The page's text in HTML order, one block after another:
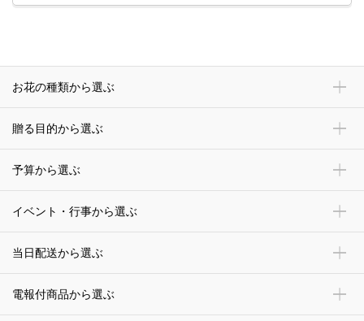
お花の種類から選ぶ
贈る目的から選ぶ
予算から選ぶ
イベント・行事から選ぶ
当日配送から選ぶ
電報付商品から選ぶ